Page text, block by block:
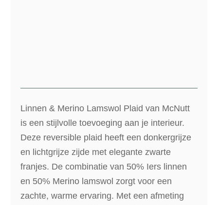
200x145cm
Linnen & Merino Lamswol Plaid van McNutt
is een stijlvolle toevoeging aan je interieur.
Deze reversible plaid heeft een donkergrijze
en lichtgrijze zijde met elegante zwarte
franjes. De combinatie van 50% Iers linnen
en 50% Merino lamswol zorgt voor een
zachte, warme ervaring. Met een afmeting